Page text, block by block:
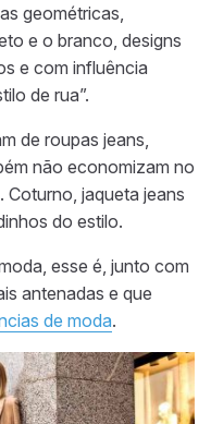
geométricas,
e o branco, designs
e com influência
de rua”.
de roupas jeans,
não economizam no
Coturno, jaqueta jeans
do estilo.
esse é, junto com
antenadas e que
de moda.